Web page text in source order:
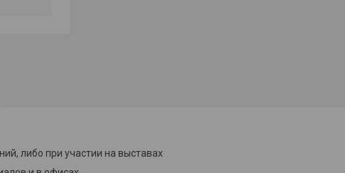
либо при участии на выставах